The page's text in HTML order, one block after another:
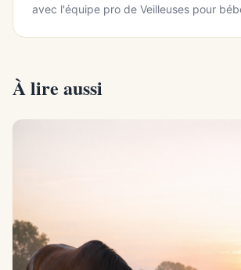
avec l'équipe pro de Veilleuses pour
À lire aussi